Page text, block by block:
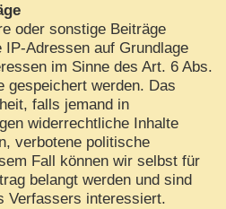
oder sonstige Beiträge
Adressen auf Grundlage
im Sinne des Art. 6 Abs.
gespeichert werden. Das
falls jemand in
widerrechtliche Inhalte
verbotene politische
Fall können wir selbst für
belangt werden und sind
Verfassers interessiert.